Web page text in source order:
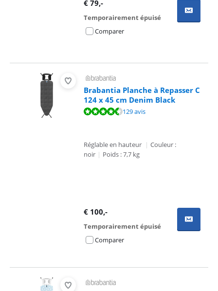
€ 79,-
Temporairement épuisé
Comparer
Brabantia Planche à Repasser C
124 x 45 cm Denim Black
La note est de 9,2 sur 10, basée sur 129 avis.129 avis
Réglable en hauteur | Couleur :
noir | Poids : 7,7 kg
€ 100,-
Temporairement épuisé
Comparer